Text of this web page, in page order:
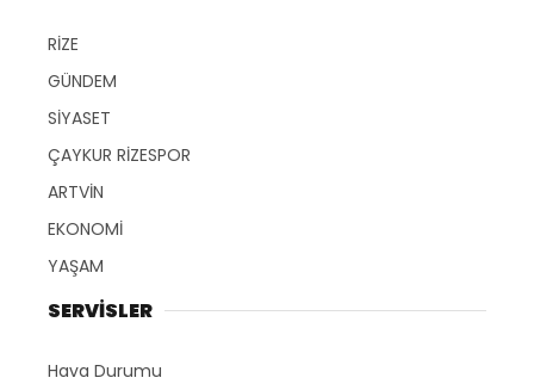
RİZE
GÜNDEM
SİYASET
ÇAYKUR RİZESPOR
ARTVİN
EKONOMİ
YAŞAM
SERVİSLER
Hava Durumu